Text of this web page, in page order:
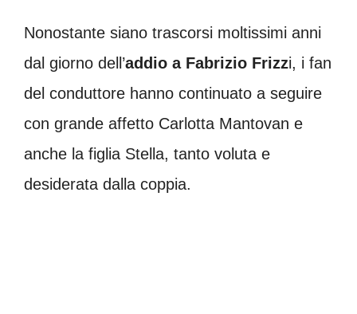
Nonostante siano trascorsi moltissimi anni
dal giorno dell’addio a Fabrizio Frizzi, i fan
del conduttore hanno continuato a seguire
con grande affetto Carlotta Mantovan e
anche la figlia Stella, tanto voluta e
desiderata dalla coppia.